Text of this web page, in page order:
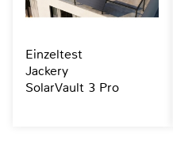
Einzeltest
Jackery
SolarVault 3 Pro